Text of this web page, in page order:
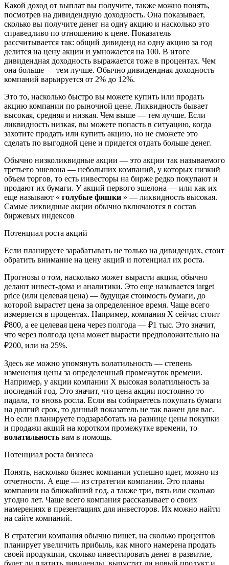
Какой доход от выплат вы получите, также можно понять,
посмотрев на дивидендную доходность. Она показывает,
сколько вы получите денег на одну акцию и насколько это
справедливо по отношению к цене. Показатель
рассчитывается так: общий дивиденд на одну акцию за год
делится на цену акции и умножается на 100. В итоге
дивидендная доходность выражается тоже в процентах. Чем
она больше — тем лучше. Обычно дивидендная доходность
компаний варьируется от 2% до 12%.
Это то, насколько быстро вы можете купить или продать
акцию компании по рыночной цене. Ликвидность бывает
высокая, средняя и низкая. Чем выше — тем лучше. Если
ликвидность низкая, вы можете попасть в ситуацию, когда
захотите продать или купить акцию, но не сможете это
сделать по выгодной цене и придется отдать больше денег.
Обычно низколиквидные акции — это акции так называемого
третьего эшелона — небольших компаний, у которых низкий
объем торгов, то есть инвесторы на бирже редко покупают и
продают их бумаги. У акций первого эшелона — или как их
еще называют « голубые фишки » — ликвидность высокая.
Самые ликвидные акции обычно включаются в состав
биржевых индексов
Потенциал роста акций
Если планируете зарабатывать не только на дивидендах, стоит
обратить внимание на цену акций и потенциал их роста.
Прогнозы о том, насколько может вырасти акция, обычно
делают инвест-дома и аналитики. Это еще называется target
price (или целевая цена) — будущая стоимость бумаги, до
которой вырастет цена за определенное время. Чаще всего
измеряется в процентах. Например, компания Х сейчас стоит
₽800, а ее целевая цена через полгода — ₽1 тыс. Это значит,
что через полгода цена может вырасти предположительно на
₽200, или на 25%.
Здесь же можно упомянуть волатильность — степень
изменения цены за определенный промежуток времени.
Например, у акции компании Х высокая волатильность за
последний год. Это значит, что цена акции постоянно то
падала, то вновь росла. Если вы собираетесь покупать бумаги
на долгий срок, то данный показатель не так важен для вас.
Но если планируете подзаработать на разнице цены покупки
и продажи акций на коротком промежутке времени, то
волатильность вам в помощь.
Потенциал роста бизнеса
Понять, насколько бизнес компании успешно идет, можно из
отчетности. А еще — из стратегии компании. Это планы
компании на ближайший год, а также три, пять или сколько
угодно лет. Чаще всего компания рассказывает о своих
намерениях в презентациях для инвесторов. Их можно найти
на сайте компаний.
В стратегии компания обычно пишет, на сколько процентов
планирует увеличить прибыль, как много намерена продать
своей продукции, сколько инвестировать денег в развитие,
будет ли платить дивиденды, выпустит ли новый продукт и